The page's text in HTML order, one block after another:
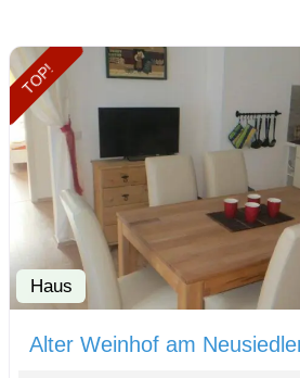
TOP!
Haus
Alter Weinhof am